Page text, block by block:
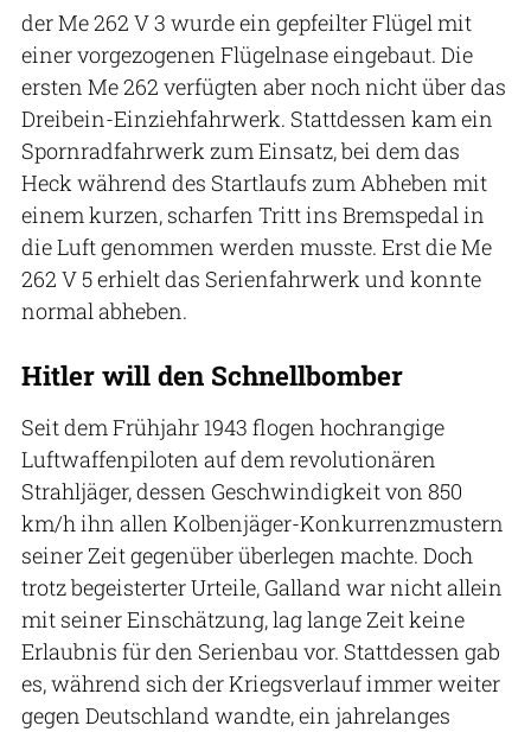
der Me 262 V 3 wurde ein gepfeilter Flügel mit
einer vorgezogenen Flügelnase eingebaut. Die
ersten Me 262 verfügten aber noch nicht über das
Dreibein-Einziehfahrwerk. Stattdessen kam ein
Spornradfahrwerk zum Einsatz, bei dem das
Heck während des Startlaufs zum Abheben mit
einem kurzen, scharfen Tritt ins Bremspedal in
die Luft genommen werden musste. Erst die Me
262 V 5 erhielt das Serienfahrwerk und konnte
normal abheben.
Hitler will den Schnellbomber
Seit dem Frühjahr 1943 flogen hochrangige
Luftwaffenpiloten auf dem revolutionären
Strahljäger, dessen Geschwindigkeit von 850
km/h ihn allen Kolbenjäger-Konkurrenzmustern
seiner Zeit gegenüber überlegen machte. Doch
trotz begeisterter Urteile, Galland war nicht allein
mit seiner Einschätzung, lag lange Zeit keine
Erlaubnis für den Serienbau vor. Stattdessen gab
es, während sich der Kriegsverlauf immer weiter
gegen Deutschland wandte, ein jahrelanges